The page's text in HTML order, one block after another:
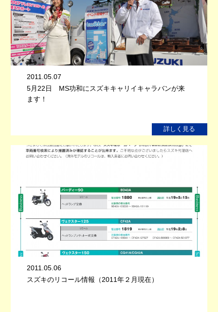
2011.05.07
5月22日 MS功和にスズキキャリイキャラバンが来
ます！
詳しく見る
2011.05.06
スズキのリコール情報（2011年２月現在）